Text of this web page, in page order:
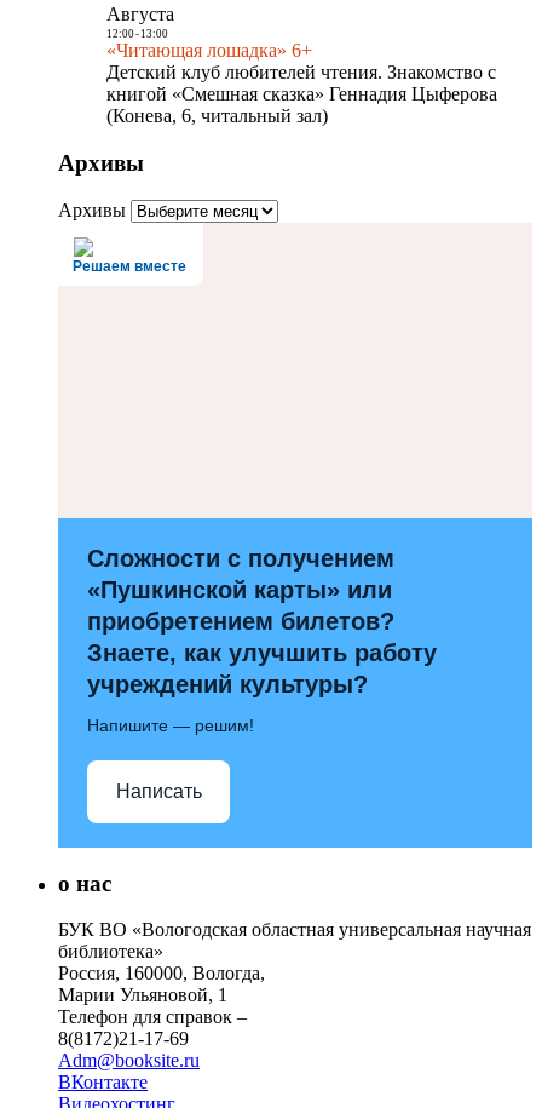
Августа
12:00- 13:00
«Читающая лошадка» 6+
Детский клуб любителей чтения. Знакомство с
книгой «Смешная сказка» Геннадия Цыферова
(Конева, 6, читальный зал)
Архивы
Архивы
Решаем вместе
Сложности с получением
«Пушкинской карты» или
приобретением билетов?
Знаете, как улучшить работу
учреждений культуры?
Напишите — решим!
Написать
о нас
БУК ВО «Вологодская областная универсальная научная
библиотека»
Россия, 160000, Вологда,
Марии Ульяновой, 1
Телефон для справок –
8(8172)21-17-69
Adm@booksite.ru
ВКонтакте